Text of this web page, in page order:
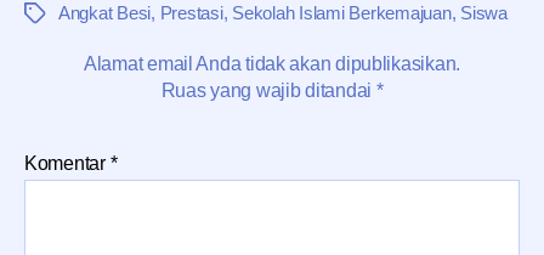
Tag Angkat Besi, Prestasi, Sekolah Islami Berkemajuan, Siswa
Alamat email Anda tidak akan dipublikasikan.
Ruas yang wajib ditandai *
Komentar *